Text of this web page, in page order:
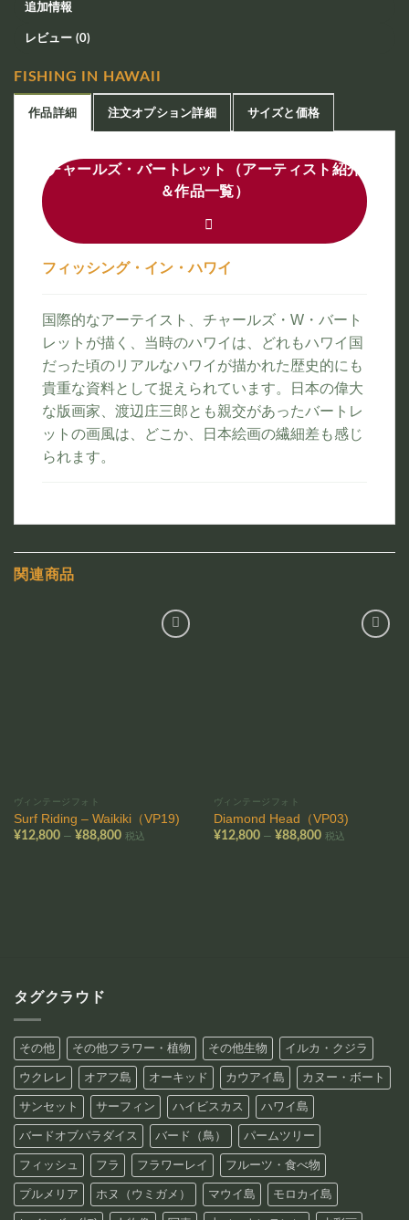
追加情報
レビュー (0)
FISHING IN HAWAII
作品詳細 注文オプション詳細 サイズと価格
チャールズ・バートレット（アーティスト紹介
＆作品一覧）
フィッシング・イン・ハワイ
国際的なアーテイスト、チャールズ・W・バート
レットが描く、当時のハワイは、どれもハワイ国
だった頃のリアルなハワイが描かれた歴史的にも
貴重な資料として捉えられています。日本の偉大
な版画家、渡辺庄三郎とも親交があったバートレ
ットの画風は、どこか、日本絵画の繊細差も感じ
られます。
関連商品
ヴィンテージフォト
Surf Riding – Waikiki（VP19)
¥12,800 – ¥88,800価税込
ヴィンテージフォト
Diamond Head（VP03)
¥12,800 – ¥88,800価税込
タグクラウド
その他 その他フラワー・植物 その他生物 イルカ・クジラ
ウクレレ オアフ島 オーキッド カウアイ島 カヌー・ボート
サンセット サーフィン ハイビスカス ハワイ島
バードオブパラダイス バード（鳥） パームツリー
フィッシュ フラ フラワーレイ フルーツ・食べ物
プルメリア ホヌ（ウミガメ） マウイ島 モロカイ島